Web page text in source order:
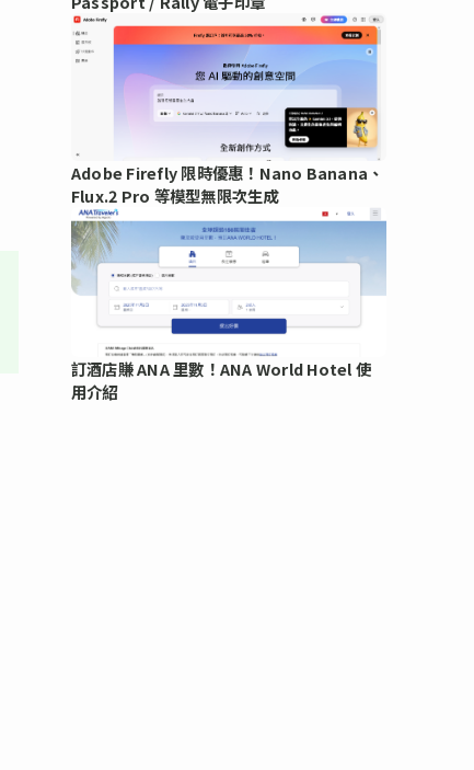
Adobe Firefly 限時優惠！Nano Banana、
Flux.2 Pro 等模型無限次生成
訂酒店賺 ANA 里數！ANA World Hotel 使
用介紹